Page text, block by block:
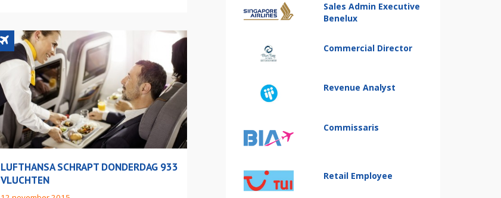
LUFTHANSA SCHRAPT DONDERDAG 933
VLUCHTEN
Sales Admin Executive
Benelux
Commercial Director
Revenue Analyst
Commissaris
Retail Employee